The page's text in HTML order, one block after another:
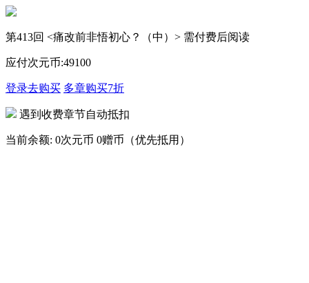
第413回 <痛改前非悟初心？（中）> 需付费后阅读
应付次元币:49100
登录去购买 多章购买7折
遇到收费章节自动抵扣
当前余额: 0次元币 0赠币（优先抵用）